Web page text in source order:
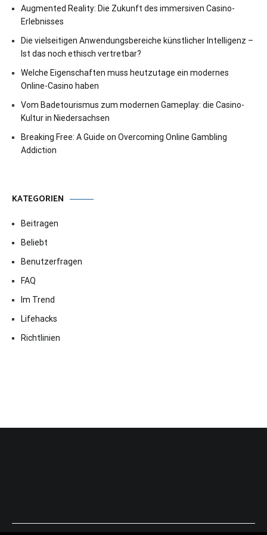
Augmented Reality: Die Zukunft des immersiven Casino-
Erlebnisses
Die vielseitigen Anwendungsbereiche künstlicher Intelligenz –
Ist das noch ethisch vertretbar?
Welche Eigenschaften muss heutzutage ein modernes
Online-Casino haben
Vom Badetourismus zum modernen Gameplay: die Casino-
Kultur in Niedersachsen
Breaking Free: A Guide on Overcoming Online Gambling
Addiction
KATEGORIEN
Beitragen
Beliebt
Benutzerfragen
FAQ
Im Trend
Lifehacks
Richtlinien